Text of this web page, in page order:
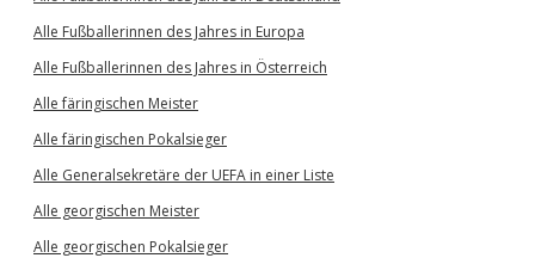
Alle Fußballerinnen des Jahres in Europa
Alle Fußballerinnen des Jahres in Österreich
Alle färingischen Meister
Alle färingischen Pokalsieger
Alle Generalsekretäre der UEFA in einer Liste
Alle georgischen Meister
Alle georgischen Pokalsieger